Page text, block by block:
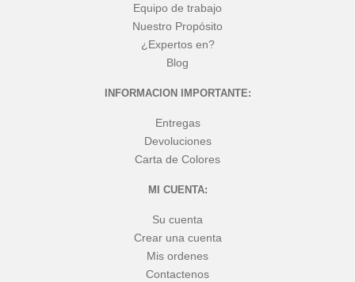
Equipo de trabajo
Nuestro Propósito
¿Expertos en?
Blog
INFORMACION IMPORTANTE:
Entregas
Devoluciones
Carta de Colores
MI CUENTA:
Su cuenta
Crear una cuenta
Mis ordenes
Contactenos